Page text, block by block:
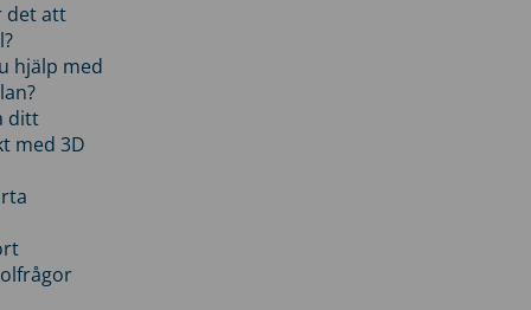
det att
hjälp med
ditt
med 3D